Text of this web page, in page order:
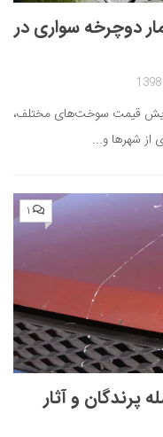
دوچرخه سواری در
قیمت سوخت‌های مختلف،
از شهرها و...
۱
و آثار